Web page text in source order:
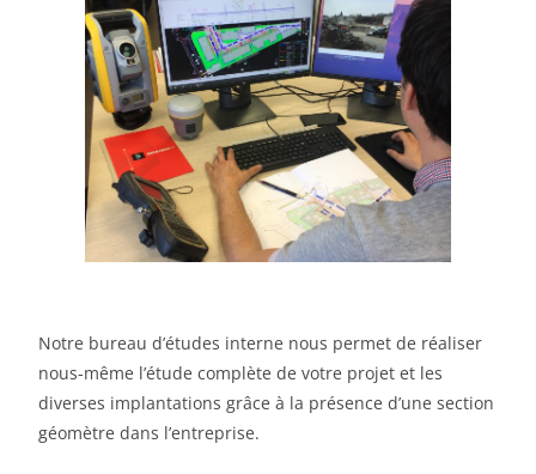
Notre bureau d’études interne nous permet de réaliser
nous-même l’étude complète de votre projet et les
diverses implantations grâce à la présence d’une section
géomètre dans l’entreprise.